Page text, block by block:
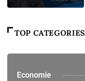
TOP CATEGORIES
Economie